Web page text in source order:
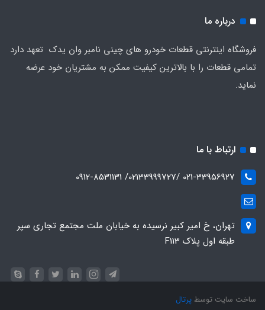
درباره ما
فروشگاه اینترنتی قطعات خودرو های چینی نامبر وان یدک تعهد دارد
تمامی قطعات را با بالاترین کیفیت ممکن به مشتریان خود عرضه
نماید.
ارتباط با ما
021-33956927 /02133999727/ 0912-8531131
تهران، خ امیر کبیر نرسیده به خیابان ملت مجتمع تجاری سپر
طبقه اول پلاک F113
ساخت سایت توسطپرتال